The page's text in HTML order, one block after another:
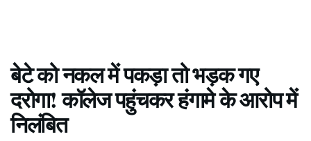
बेटे को नकल में पकड़ा तो भड़क गए
दरोगा! कॉलेज पहुंचकर हंगामे के आरोप में
निलंबित